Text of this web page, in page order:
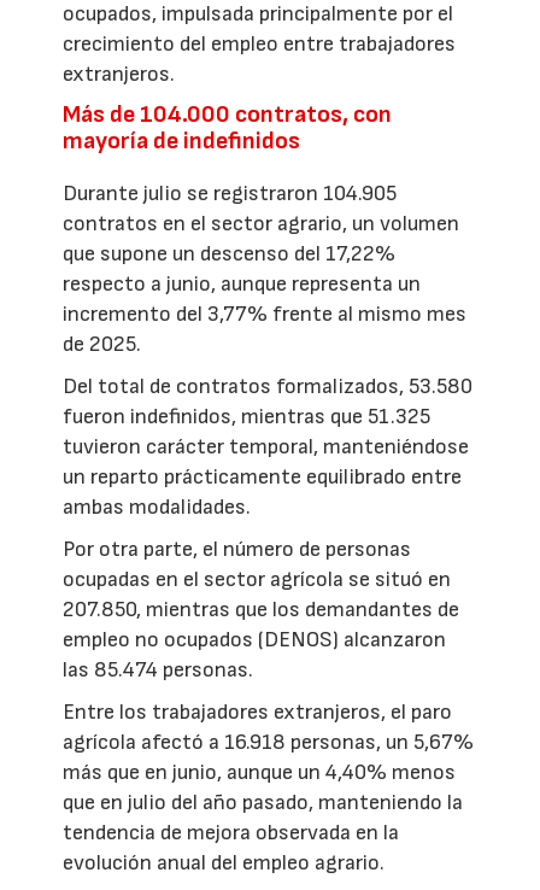
ocupados, impulsada principalmente por el
crecimiento del empleo entre trabajadores
extranjeros.
Más de 104.000 contratos, con
mayoría de indefinidos
Durante julio se registraron 104.905
contratos en el sector agrario, un volumen
que supone un descenso del 17,22%
respecto a junio, aunque representa un
incremento del 3,77% frente al mismo mes
de 2025.
Del total de contratos formalizados, 53.580
fueron indefinidos, mientras que 51.325
tuvieron carácter temporal, manteniéndose
un reparto prácticamente equilibrado entre
ambas modalidades.
Por otra parte, el número de personas
ocupadas en el sector agrícola se situó en
207.850, mientras que los demandantes de
empleo no ocupados (DENOS) alcanzaron
las 85.474 personas.
Entre los trabajadores extranjeros, el paro
agrícola afectó a 16.918 personas, un 5,67%
más que en junio, aunque un 4,40% menos
que en julio del año pasado, manteniendo la
tendencia de mejora observada en la
evolución anual del empleo agrario.